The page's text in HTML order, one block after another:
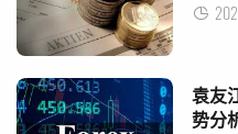
袁友
势分